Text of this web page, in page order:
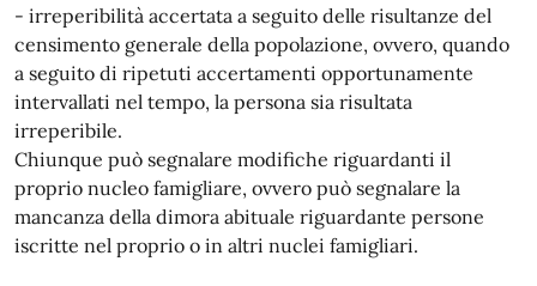
- irreperibilità accertata a seguito delle risultanze del
censimento generale della popolazione, ovvero, quando
a seguito di ripetuti accertamenti opportunamente
intervallati nel tempo, la persona sia risultata
irreperibile.
Chiunque può segnalare modifiche riguardanti il
proprio nucleo famigliare, ovvero può segnalare la
mancanza della dimora abituale riguardante persone
iscritte nel proprio o in altri nuclei famigliari.